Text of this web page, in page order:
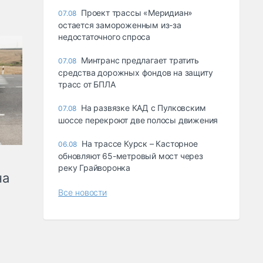
07.08 Проект трассы «Меридиан»
остается замороженным из-за
недостаточного спроса
07.08 Минтранс предлагает тратить
средства дорожных фондов на защиту
трасс от БПЛА
07.08 На развязке КАД с Пулковским
шоссе перекроют две полосы движения
06.08 На трассе Курск – Касторное
обновляют 65-метровый мост через
реку Грайворонка
Все новости